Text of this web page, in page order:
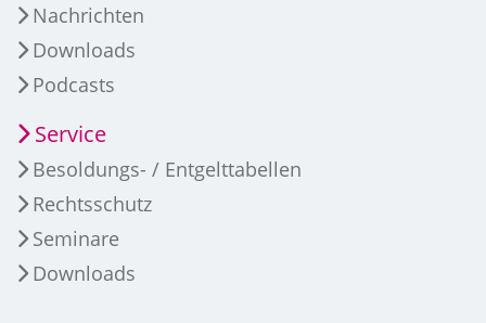
Nachrichten
Downloads
Podcasts
Service
Besoldungs- / Entgelttabellen
Rechtsschutz
Seminare
Downloads